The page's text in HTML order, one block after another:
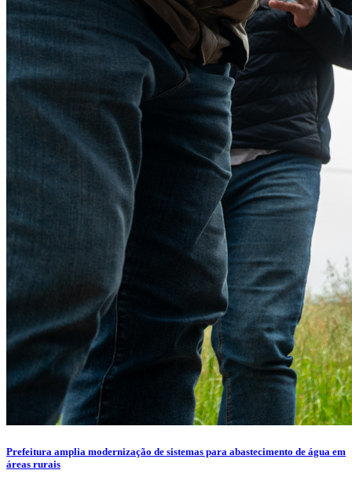
Prefeitura amplia modernização de sistemas para abastecimento de água em
áreas rurais